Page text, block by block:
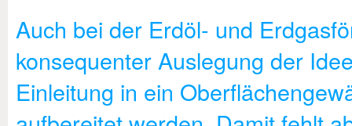
Auch bei der Erdöl- und
konsequenter Auslegung der
Einleitung in ein